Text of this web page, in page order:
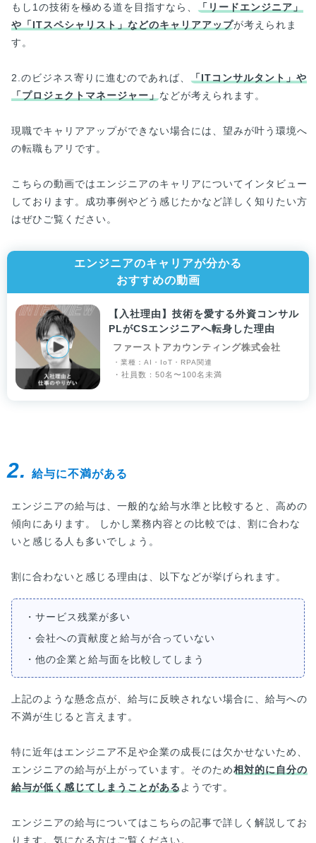
もし1の技術を極める道を目指すなら、
「リードエンジニア」
や「ITスペシャリスト」などのキャリアアップが考えられま
す。
2.のビジネス寄りに進むのであれば、
「ITコンサルタント」や
「プロジェクトマネージャー」 などが考えられます。
現職でキャリアアップができない場合には、望みが叶う環境へ
の転職もアリです。
こちらの動画ではエンジニアのキャリアについてインタビュー
しております。成功事例やどう感じたかなど詳しく知りたい方
はぜひご覧ください。
エンジニアのキャリアが分かる
おすすめの動画
【入社理由】技術を愛する外資コンサル
PLがCSエンジニアへ転身した理由
ファーストアカウンティング株式会社
・業種：AI・IoT・RPA関連
・社員数：50名〜100名未満
2. 給与に不満がある
エンジニアの給与は、一般的な給与水準と比較すると、高めの
傾向にあります。 しかし業務内容との比較では、割に合わな
いと感じる人も多いでしょう。
割に合わないと感じる理由は、以下などが挙げられます。
・サービス残業が多い
・会社への貢献度と給与が合っていない
・他の企業と給与面を比較してしまう
上記のような懸念点が、給与に反映されない場合に、給与への
不満が生じると言えます。
特に近年はエンジニア不足や企業の成長には欠かせないため、
エンジニアの給与が上がっています。そのため相対的に自分の
給与が低く感じてしまうことがある ようです。
エンジニアの給与についてはこちらの記事で詳しく解説してお
ります。気になる方はご覧ください。